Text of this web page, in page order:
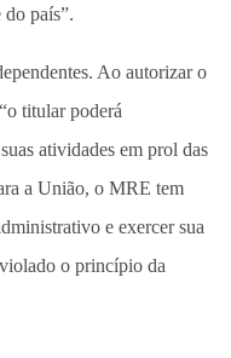
país”.
Ao autorizar o
titular poderá
atividades em prol das
a União, o MRE tem
e exercer sua
o princípio da